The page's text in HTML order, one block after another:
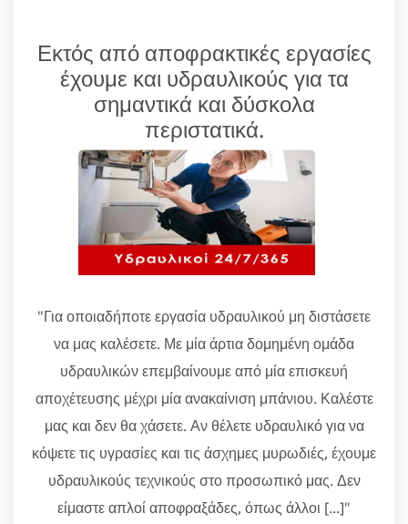
Εκτός από αποφρακτικές εργασίες
έχουμε και υδραυλικούς για τα
σημαντικά και δύσκολα
περιστατικά.
"Για οποιαδήποτε εργασία υδραυλικού μη διστάσετε
να μας καλέσετε. Με μία άρτια δομημένη ομάδα
υδραυλικών επεμβαίνουμε από μία επισκευή
αποχέτευσης μέχρι μία ανακαίνιση μπάνιου. Καλέστε
μας και δεν θα χάσετε. Αν θέλετε υδραυλικό για να
κόψετε τις υγρασίες και τις άσχημες μυρωδιές, έχουμε
υδραυλικούς τεχνικούς στο προσωπικό μας. Δεν
είμαστε απλοί αποφραξάδες, όπως άλλοι [...]"